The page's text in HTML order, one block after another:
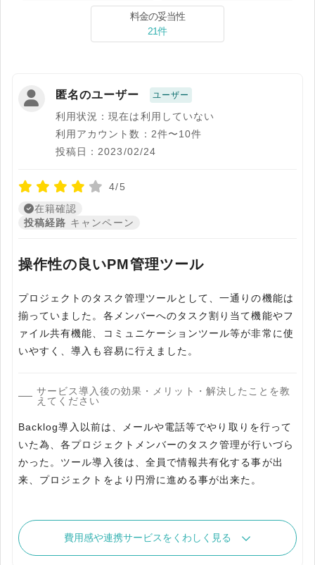
料金の妥当性
21件
匿名のユーザー ユーザー
利用状況：現在は利用していない
利用アカウント数：2件〜10件
投稿日：2023/02/24
4/5
在籍確認
投稿経路 キャンペーン
操作性の良いPM管理ツール
プロジェクトのタスク管理ツールとして、一通りの機能は
揃っていました。各メンバーへのタスク割り当て機能やフ
ァイル共有機能、コミュニケーションツール等が非常に使
いやすく、導入も容易に行えました。
サービス導入後の効果・メリット・解決したことを教
えてください
Backlog導入以前は、メールや電話等でやり取りを行って
いた為、各プロジェクトメンバーのタスク管理が行いづら
かった。ツール導入後は、全員で情報共有化する事が出
来、プロジェクトをより円滑に進める事が出来た。
費用感や連携サービスをくわしく見る